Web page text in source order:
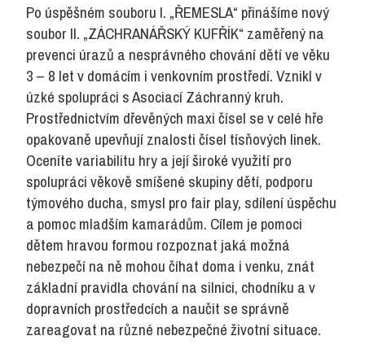
Po úspěšném souboru I. „ŘEMESLA“ přinášíme nový
soubor II. „ZÁCHRANÁŘSKÝ KUFŘÍK“ zaměřený na
prevenci úrazů a nesprávného chování dětí ve věku
3 – 8 let v domácím i venkovním prostředí. Vznikl v
úzké spolupráci s Asociací Záchranný kruh.
Prostřednictvím dřevěných maxi čísel se v celé hře
opakovaně upevňují znalosti čísel tísňových linek.
Oceníte variabilitu hry a její široké využití pro
spolupráci věkově smíšené skupiny dětí, podporu
týmového ducha, smysl pro fair play, sdílení úspěchu
a pomoc mladším kamarádům. Cílem je pomoci
dětem hravou formou rozpoznat jaká možná
nebezpečí na ně mohou číhat doma i venku, znát
základní pravidla chování na silnici, chodníku a v
dopravních prostředcích a naučit se správně
zareagovat na různé nebezpečné životní situace.